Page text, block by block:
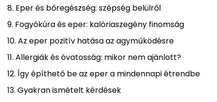
Eper és bőregészség: szépség belülről
Fogyókúra és eper: kalóriaszegény finomság
Az eper pozitív hatása az agyműködésre
Allergiák és óvatosság: mikor nem ajánlott?
Így építhető be az eper a mindennapi étrendbe
Gyakran ismételt kérdések